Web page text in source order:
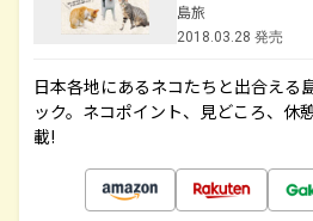
島旅
2018.03.28 発売
日本各地にあるネコたちと出合える
ック。ネコポイント、見どころ、休
載!